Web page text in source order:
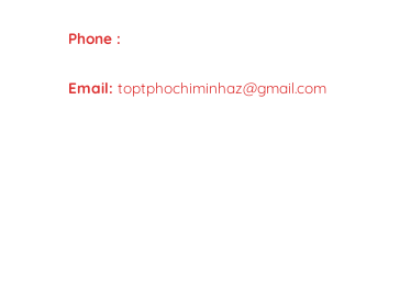
Phone :
Email: toptphochiminhaz@gmail.com